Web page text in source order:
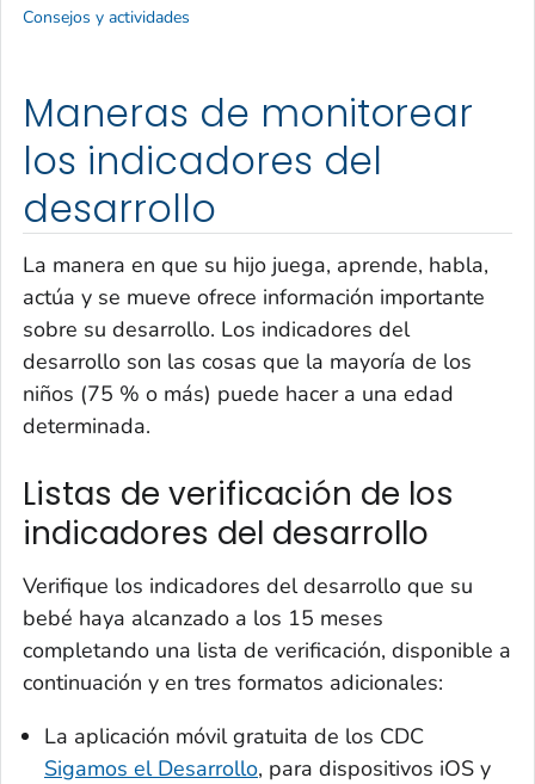
Maneras de monitorear
los indicadores del
desarrollo
La manera en que su hijo juega, aprende, habla,
actúa y se mueve ofrece información importante
sobre su desarrollo. Los indicadores del
desarrollo son las cosas que la mayoría de los
niños (75 % o más) puede hacer a una edad
determinada.
Listas de verificación de los
indicadores del desarrollo
Verifique los indicadores del desarrollo que su
bebé haya alcanzado a los 15 meses
completando una lista de verificación, disponible a
continuación y en tres formatos adicionales:
La aplicación móvil gratuita de los CDC
Sigamos el Desarrollo, para dispositivos iOS y
Consejos y actividades